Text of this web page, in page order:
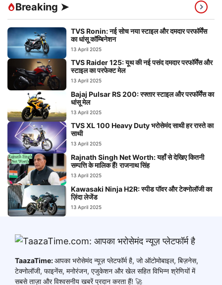
Breaking ➤
TVS Ronin: नई सोच नया स्टाइल और दमदार परफॉर्मेंस
का धांसू कॉम्बिनेशन
13 April 2025
TVS Raider 125: यूथ की नई पसंद दमदार परफॉर्मेंस और
स्टाइल का परफेक्ट मेल
13 April 2025
Bajaj Pulsar RS 200: रफ्तार स्टाइल और परफॉर्मेंस का
धांसू मेल
13 April 2025
TVS XL 100 Heavy Duty भरोसेमंद साथी हर रास्ते का
साथी
13 April 2025
Rajnath Singh Net Worth: यहाँ से देखिए कितनी
सम्पत्ति के मालिक हैं! राजनाथ सिंह
13 April 2025
Kawasaki Ninja H2R: स्पीड पॉवर और टेक्नोलॉजी का
ज़िंदा लेजेंड
13 April 2025
TaazaTime:आपका भरोसेमंद न्यूज़ प्लेटफॉर्म है, जो ऑटोमोबाइल, बिज़नेस,
टेक्नोलॉजी, फाइनेंस, मनोरंजन, एजुकेशन और खेल सहित विभिन्न श्रेणियों में
सबसे ताज़ा और विश्वसनीय खबरें प्रदान करता हैं! 🚀